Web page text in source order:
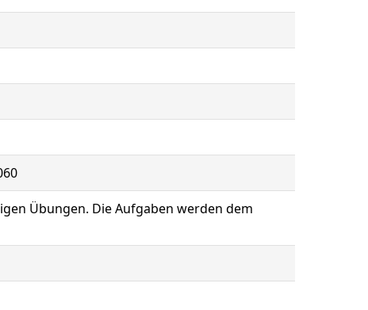
Übungen. Die Aufgaben werden dem